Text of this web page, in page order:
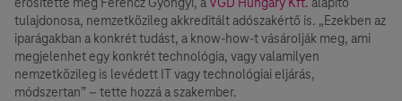
tulajdonosa, nemzetközileg akkreditált adószakértő is. „Ezekben az
iparágakban a konkrét tudást, a know-how-t vásárolják meg, ami
megjelenhet egy konkrét technológia, vagy valamilyen
nemzetközileg is levédett IT vagy technológiai eljárás,
módszertan” – tette hozzá a szakember.